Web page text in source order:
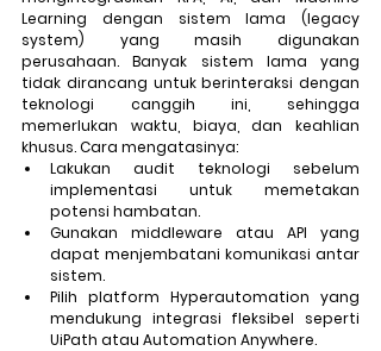
Learning dengan sistem lama (legacy
system) yang masih digunakan
perusahaan. Banyak sistem lama yang
tidak dirancang untuk berinteraksi dengan
teknologi canggih ini, sehingga
memerlukan waktu, biaya, dan keahlian
khusus. Cara mengatasinya:
Lakukan audit teknologi sebelum
implementasi untuk memetakan
potensi hambatan.
Gunakan middleware atau API yang
dapat menjembatani komunikasi antar
sistem.
Pilih platform Hyperautomation yang
mendukung integrasi fleksibel seperti
UiPath atau Automation Anywhere.